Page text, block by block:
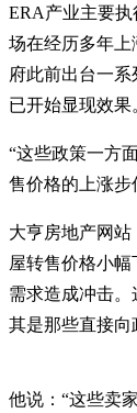
ERA产业主要
场在经历多年上
府此前出台一系
已开始显现效果
“这些政策一方
售价格的上涨步
大亨房地产网站
屋转售价格小
需求造成冲击
其是那些直接向
他说：“这些卖